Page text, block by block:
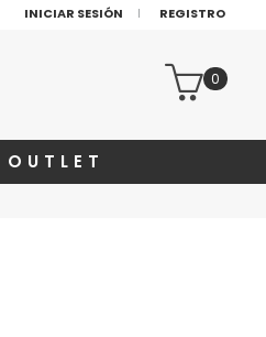
INICIAR SESIÓN REGISTRO
0
OUTLET